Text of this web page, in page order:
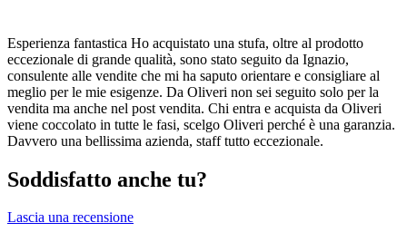
Esperienza fantastica Ho acquistato una stufa, oltre al prodotto
eccezionale di grande qualità, sono stato seguito da Ignazio,
consulente alle vendite che mi ha saputo orientare e consigliare al
meglio per le mie esigenze. Da Oliveri non sei seguito solo per la
vendita ma anche nel post vendita. Chi entra e acquista da Oliveri
viene coccolato in tutte le fasi, scelgo Oliveri perché è una garanzia.
Davvero una bellissima azienda, staff tutto eccezionale.
Soddisfatto anche tu?
Lascia una recensione